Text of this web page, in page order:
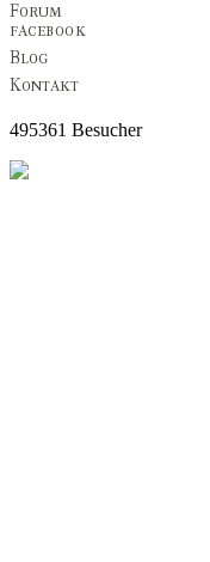
495361 Besucher